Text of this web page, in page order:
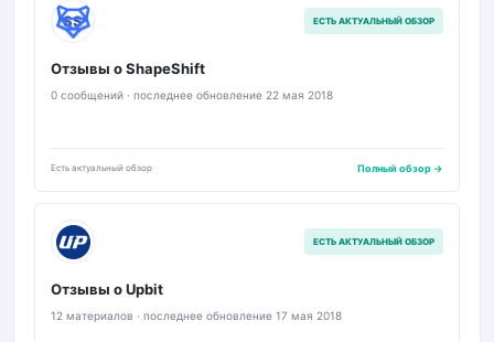
SS ЕСТЬ АКТУАЛЬНЫЙ ОБЗОР
Отзывы о ShapeShift
0 сообщений · последнее обновление 22 мая 2018
Есть актуальный обзор Полный обзор →
U ЕСТЬ АКТУАЛЬНЫЙ ОБЗОР
Отзывы о Upbit
12 материалов · последнее обновление 17 мая 2018